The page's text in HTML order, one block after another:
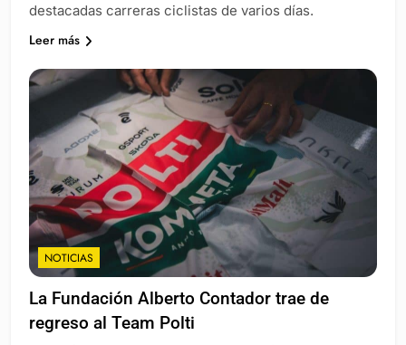
destacadas carreras ciclistas de varios días.
Leer más
NOTICIAS
La Fundación Alberto Contador trae de
regreso al Team Polti